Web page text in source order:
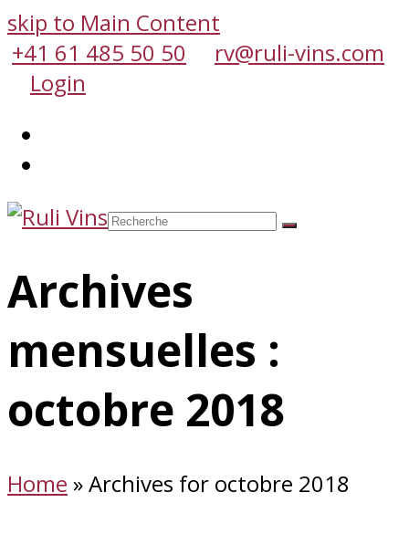
skip to Main Content
+41 61 485 50 50
rv@ruli-vins.com
Login
Recherche
Envoyer
Archives
mensuelles :
octobre 2018
Home »Archives for octobre 2018